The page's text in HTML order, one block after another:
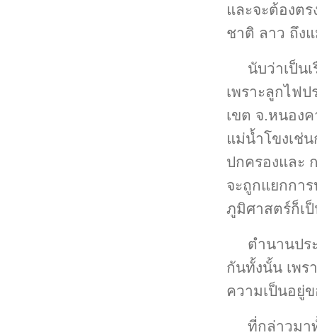
และจะต้องต
ชาติ ลาว ถึง
นับว่าเป็น
เพราะลูกไฟ
เขต จ.หนอง
แม่น้ำโขงเช่
ปกครองและ
จะถูกแยกกา
ภูมิศาสตร์ก็เ
ตำนานปร
กันทั้งนั้น เพ
ความเป็นอยู่
ที่กล่าวมา